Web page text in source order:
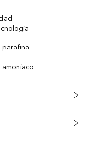
parafina
amoniaco